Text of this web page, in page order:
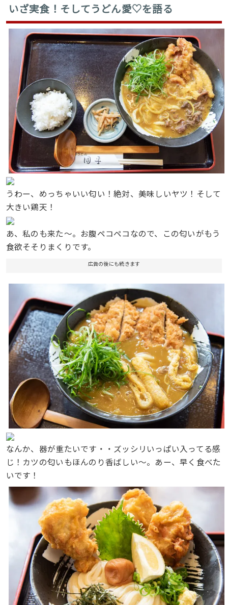
いざ実食！そしてうどん愛♡を語る
うわー、めっちゃいい匂い！絶対、美味しいヤツ！そして
大きい鶏天！
あ、私のも来た〜。お腹ペコペコなので、この匂いがもう
食欲そそりまくりです。
広告の後にも続きます
なんか、器が重たいです・・ズッシリいっぱい入ってる感
じ！カツの匂いもほんのり香ばしい〜。あー、早く食べた
いです！